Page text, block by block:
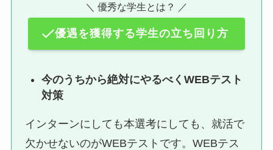
＼ 優秀な学生とは？ ／
優遇を獲得する学生の立ち回り方
今のうちから絶対にやるべくWEBテスト
対策
インターンにしても本選考にしても、就活で
欠かせないのがWEBテストです。WEBテス